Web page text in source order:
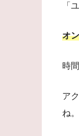
「
オ
時
ア
ね。